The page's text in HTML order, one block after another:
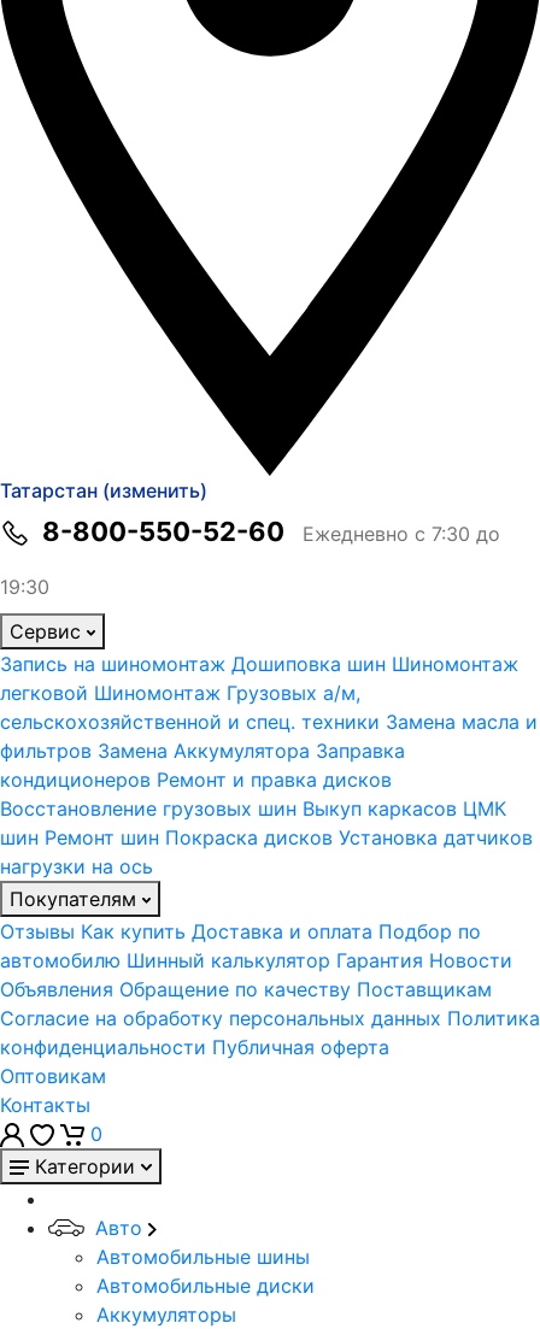
Татарстан (изменить)
8-800-550-52-60 Ежедневно с 7:30 до
19:30
Сервис
Запись на шиномонтаж Дошиповка шин Шиномонтаж
легковой Шиномонтаж Грузовых а/м,
сельскохозяйственной и спец. техники Замена масла и
фильтров Замена Аккумулятора Заправка
кондиционеров Ремонт и правка дисков
Восстановление грузовых шин Выкуп каркасов ЦМК
шин Ремонт шин Покраска дисков Установка датчиков
нагрузки на ось
Покупателям
Отзывы Как купить Доставка и оплата Подбор по
автомобилю Шинный калькулятор Гарантия Новости
Объявления Обращение по качеству Поставщикам
Согласие на обработку персональных данных Политика
конфиденциальности Публичная оферта
Оптовикам
Контакты
0
Категории
Авто
Автомобильные шины
Автомобильные диски
Аккумуляторы